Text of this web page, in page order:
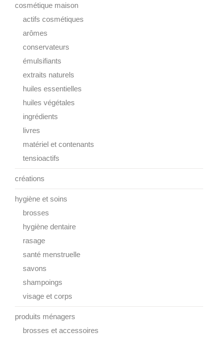
cosmétique maison
actifs cosmétiques
arômes
conservateurs
émulsifiants
extraits naturels
huiles essentielles
huiles végétales
ingrédients
livres
matériel et contenants
tensioactifs
créations
hygiène et soins
brosses
hygiène dentaire
rasage
santé menstruelle
savons
shampoings
visage et corps
produits ménagers
brosses et accessoires